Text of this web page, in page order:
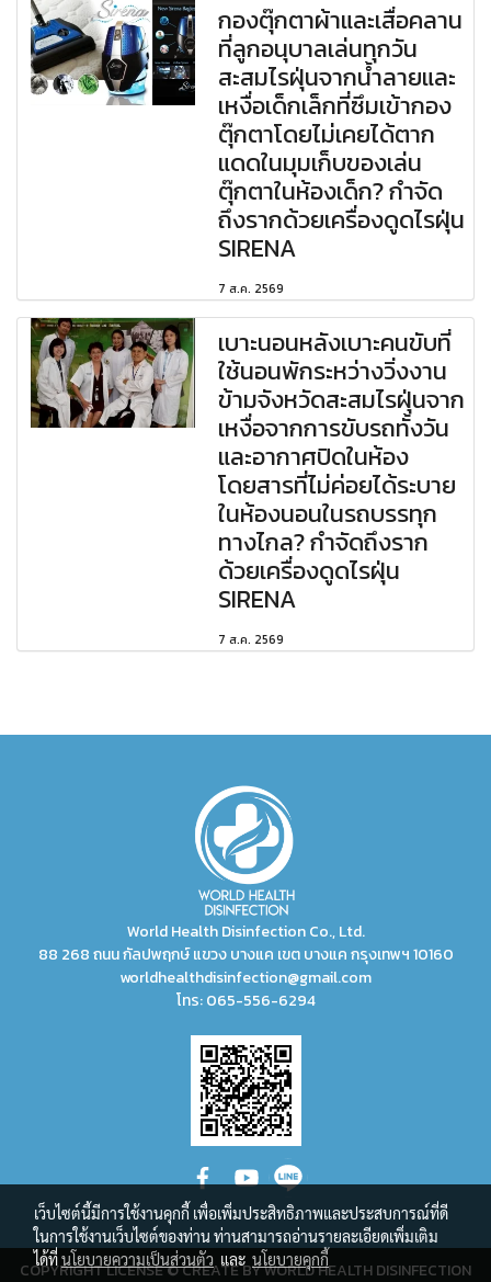
กองตุ๊กตาผ้าและเสื่อคลาน
ที่ลูกอนุบาลเล่นทุกวัน
สะสมไรฝุ่นจากน้ำลายและ
เหงื่อเด็กเล็กที่ซึมเข้ากอง
ตุ๊กตาโดยไม่เคยได้ตาก
แดดในมุมเก็บของเล่น
ตุ๊กตาในห้องเด็ก? กำจัด
ถึงรากด้วยเครื่องดูดไรฝุ่น
SIRENA
7 ส.ค. 2569
เบาะนอนหลังเบาะคนขับที่
ใช้นอนพักระหว่างวิ่งงาน
ข้ามจังหวัดสะสมไรฝุ่นจาก
เหงื่อจากการขับรถทั้งวัน
และอากาศปิดในห้อง
โดยสารที่ไม่ค่อยได้ระบาย
ในห้องนอนในรถบรรทุก
ทางไกล? กำจัดถึงราก
ด้วยเครื่องดูดไรฝุ่น
SIRENA
7 ส.ค. 2569
World Health Disinfection Co., Ltd.
88 268 ถนน กัลปพฤกษ์ แขวง บางแค เขต บางแค กรุงเทพฯ 10160
worldhealthdisinfection@gmail.com
โทร:065-556-6294
COPYRIGHT LICENSE © CREATE BY WORLD HEALTH DISINFECTION
เว็บไซต์นี้มีการใช้งานคุกกี้ เพื่อเพิ่มประสิทธิภาพและประสบการณ์ที่ดี
ในการใช้งานเว็บไซต์ของท่าน ท่านสามารถอ่านรายละเอียดเพิ่มเติม
ได้ที่นโยบายความเป็นส่วนตัว และ นโยบายคุกกี้